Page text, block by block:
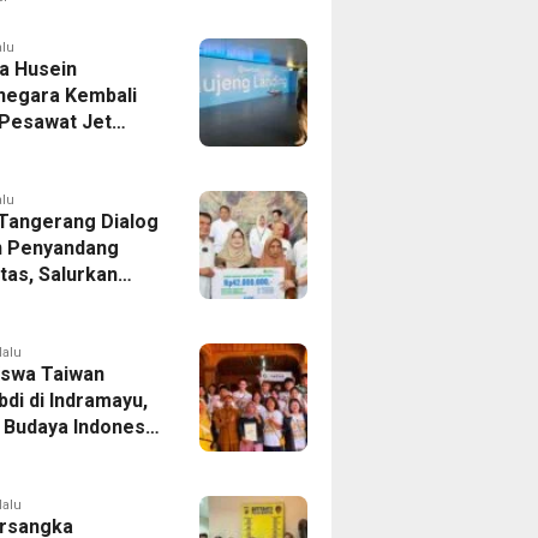
Husein
Kembali
Jet
Agustus 2026,
Denpasar
Dialog
Penyandang
Salurkan
dan Tampung
Taiwan
di Indramayu,
Indonesia
Pekerja